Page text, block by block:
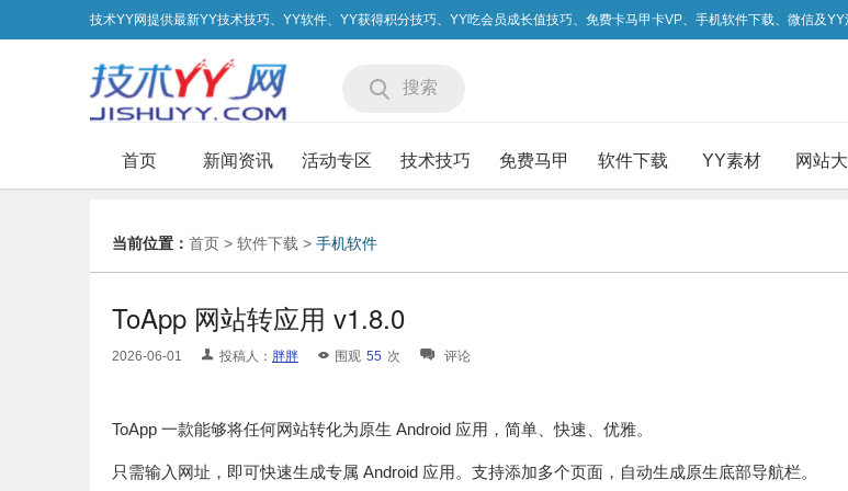
技术YY网提供最新YY技术技巧、YY软件、YY获得积分技巧、YY吃会员成长值技巧、免费卡马甲卡VP、手机软件下载、微信及
搜索
首页 新闻资讯 活动专区 技术技巧 免费马甲 软件下载 YY素材 网站
当前位置： 首页 > 软件下载 > 手机软件
ToApp 网站转应用 v1.8.0
2026-06-01 投稿人： 胖胖 围观 55 次 评论
ToApp 一款能够将任何网站转化为原生 Android 应用，简单、快速、优雅。
只需输入网址，即可快速生成专属 Android 应用。支持添加多个页面，自动生成原生底部导航栏。